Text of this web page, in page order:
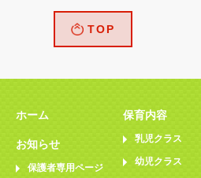
TOP
ホーム
お知らせ
保護者専用ページ
保育内容
乳児クラス
幼児クラス